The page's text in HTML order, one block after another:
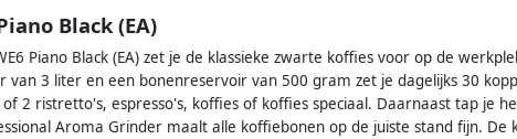
Black (EA)
Piano Black (EA) zet je de klassieke zwarte koffies voor op de
van 3 liter en een bonenreservoir van 500 gram zet je dagelijks 30
2 ristretto's, espresso's, koffies of koffies speciaal. Daarnaast tap je
Aroma Grinder maalt alle koffiebonen op de juiste stand fijn. De